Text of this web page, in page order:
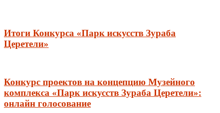
Итоги Конкурса «Парк искусств Зураба
Церетели»
Конкурс проектов на концепцию Музейного
комплекса «Парк искусств Зураба Церетели»:
онлайн голосование